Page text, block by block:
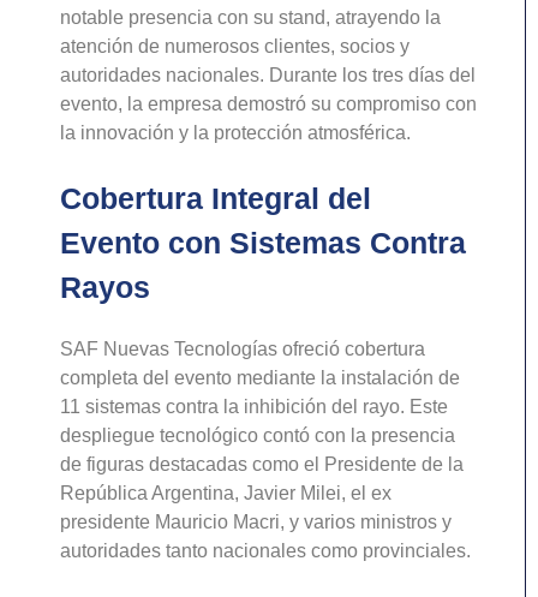
notable presencia con su stand, atrayendo la
atención de numerosos clientes, socios y
autoridades nacionales. Durante los tres días del
evento, la empresa demostró su compromiso con
la innovación y la protección atmosférica.
Cobertura Integral del
Evento con Sistemas Contra
Rayos
SAF Nuevas Tecnologías ofreció cobertura
completa del evento mediante la instalación de
11 sistemas contra la inhibición del rayo. Este
despliegue tecnológico contó con la presencia
de figuras destacadas como el Presidente de la
República Argentina, Javier Milei, el ex
presidente Mauricio Macri, y varios ministros y
autoridades tanto nacionales como provinciales.